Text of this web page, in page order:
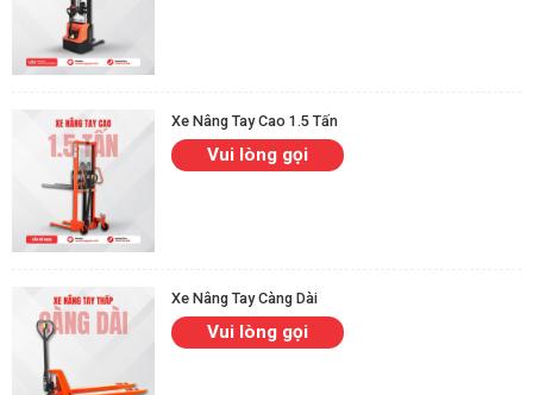
Xe Nâng Tay Cao 1.5 Tấn
Vui lòng gọi
Xe Nâng Tay Càng Dài
Vui lòng gọi